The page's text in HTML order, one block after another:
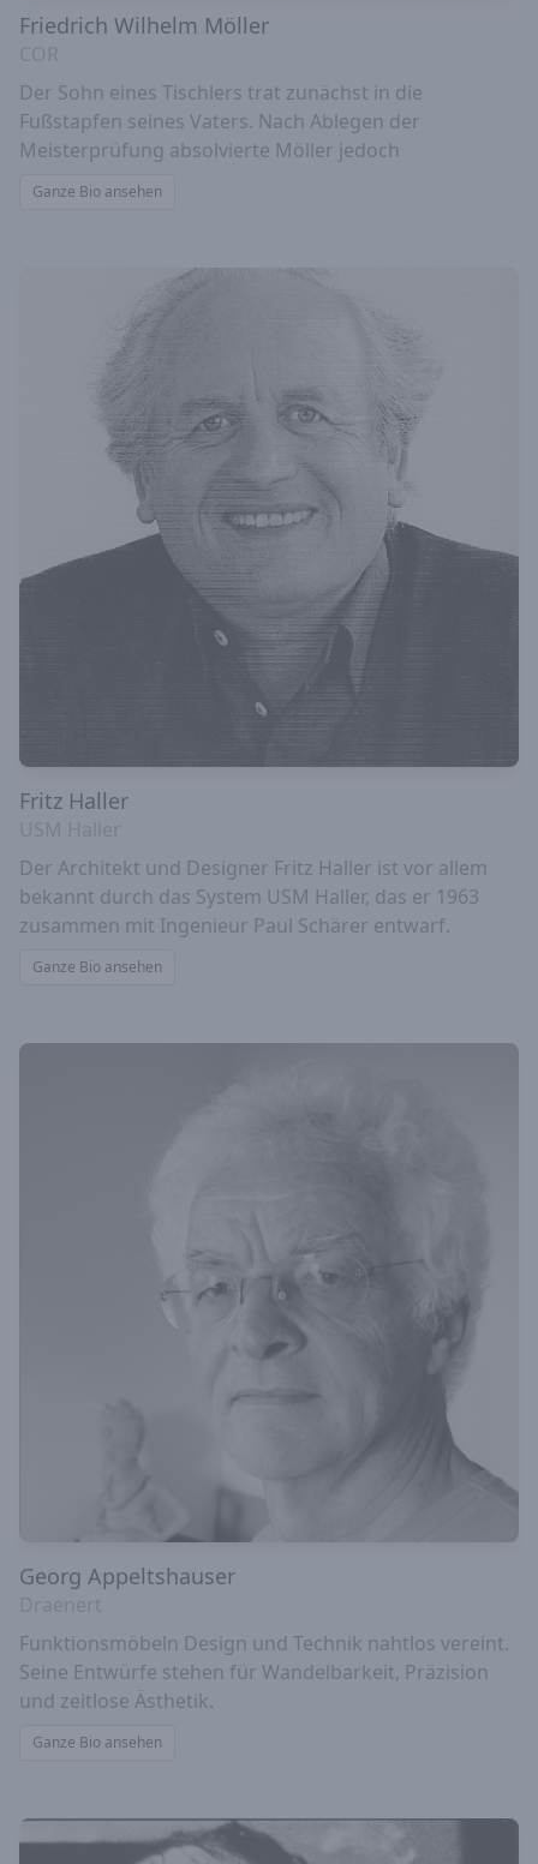
Friedrich Wilhelm Möller
Der Sohn eines Tischlers trat zunächst in die
Fußstapfen seines Vaters. Nach Ablegen der
Meisterprüfung absolvierte Möller jedoch
Ganze Bio ansehen
Fritz Haller
Der Architekt und Designer Fritz Haller ist vor allem
bekannt durch das System USM Haller, das er 1963
zusammen mit Ingenieur Paul Schärer entwarf.
Ganze Bio ansehen
Georg Appeltshauser
Funktionsmöbeln Design und Technik nahtlos vereint.
Seine Entwürfe stehen für Wandelbarkeit, Präzision
und zeitlose Ästhetik.
Ganze Bio ansehen